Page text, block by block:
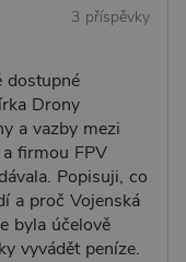
3 příspěvky
dostupné
Drony
a vazby mezi
firmou FPV
Popisuji, co
a proč Vojenská
byla účelově
vyvádět peníze.